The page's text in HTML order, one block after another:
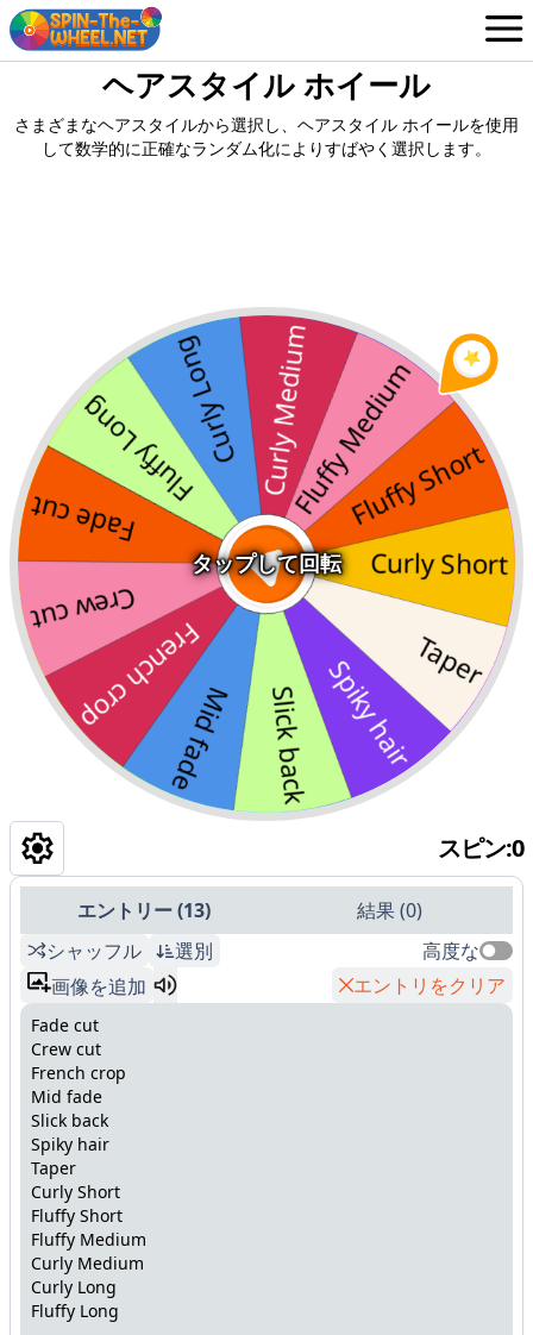
ログイン / サインアップ
ヘアスタイル ホイール
さまざまなヘアスタイルから選択し、ヘアスタイル ホイールを使用
して数学的に正確なランダム化によりすばやく選択します。
タップして回転
0
:
スピン
エントリー(13) 結果(0)
シャッフル
選別
高度な
画像を追加
エントリをクリア
Fade cut
Crew cut
French crop
Mid fade
Slick back
Spiky hair
Taper
Curly Short
Fluffy Short
Fluffy Medium
Curly Medium
Curly Long
Fluffy Long